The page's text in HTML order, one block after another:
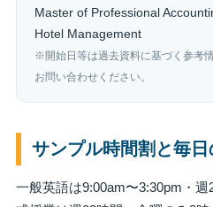
Master of Professional
Hotel Management
※開始日等は過去資料に基づく参考
お問い合わせください。
サンプル時間割と毎
一般英語は9:00am〜3:30pm・